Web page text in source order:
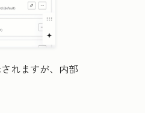
れますが、内部